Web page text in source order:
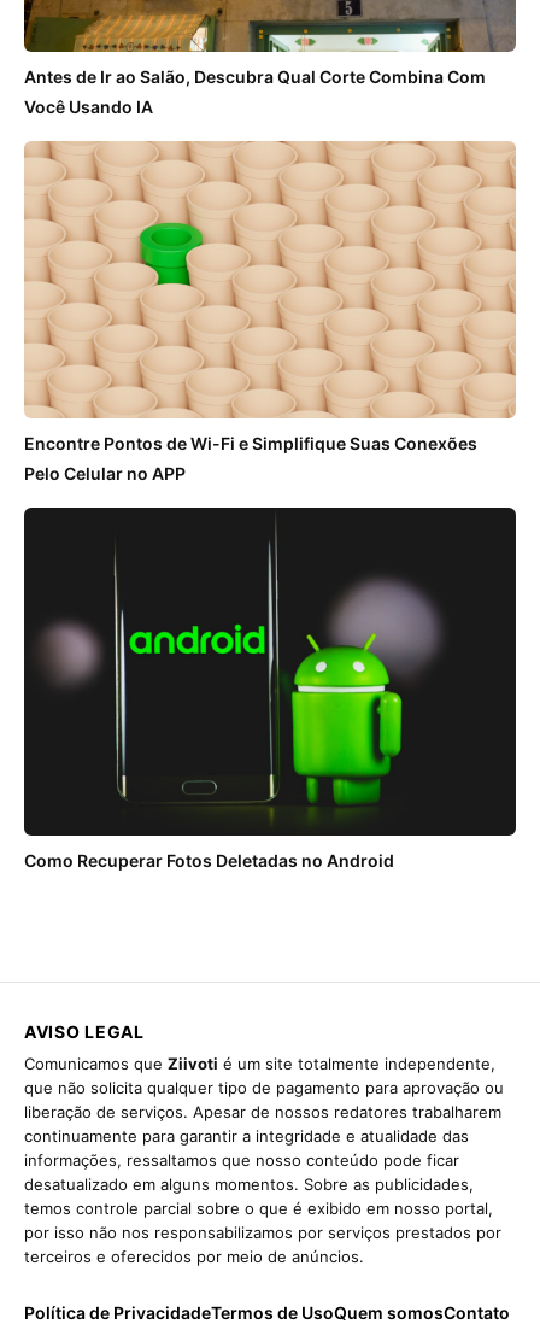
Antes de Ir ao Salão, Descubra Qual Corte Combina Com
Você Usando IA
Encontre Pontos de Wi-Fi e Simplifique Suas Conexões
Pelo Celular no APP
Como Recuperar Fotos Deletadas no Android
AVISO LEGAL
Comunicamos que Ziivoti é um site totalmente independente,
que não solicita qualquer tipo de pagamento para aprovação ou
liberação de serviços. Apesar de nossos redatores trabalharem
continuamente para garantir a integridade e atualidade das
informações, ressaltamos que nosso conteúdo pode ficar
desatualizado em alguns momentos. Sobre as publicidades,
temos controle parcial sobre o que é exibido em nosso portal,
por isso não nos responsabilizamos por serviços prestados por
terceiros e oferecidos por meio de anúncios.
Política de PrivacidadeTermos de UsoQuem somosContato